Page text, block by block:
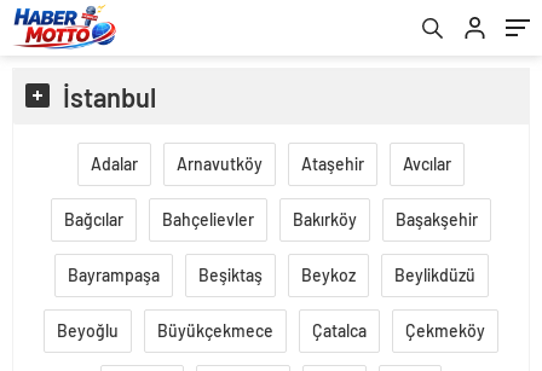
İstanbul
Adalar Arnavutköy Ataşehir Avcılar
Bağcılar Bahçelievler Bakırköy Başakşehir
Bayrampaşa Beşiktaş Beykoz Beylikdüzü
Beyoğlu Büyükçekmece Çatalca Çekmeköy